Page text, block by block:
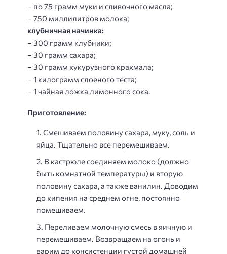
– по 75 грамм муки и сливочного масла;
– 750 миллилитров молока;
клубничная начинка:
– 300 грамм клубники;
– 30 грамм сахара;
– 30 грамм кукурузного крахмала;
– 1 килограмм слоеного теста;
– 1 чайная ложка лимонного сока.
Приготовление:
Смешиваем половину сахара, муку, соль и
яйца. Тщательно все перемешиваем.
В кастрюле соединяем молоко (должно
быть комнатной температуры) и вторую
половину сахара, а также ванилин. Доводим
до кипения на среднем огне, постоянно
помешиваем.
Переливаем молочную смесь в яичную и
перемешиваем. Возвращаем на огонь и
варим до консистенции густой домашней